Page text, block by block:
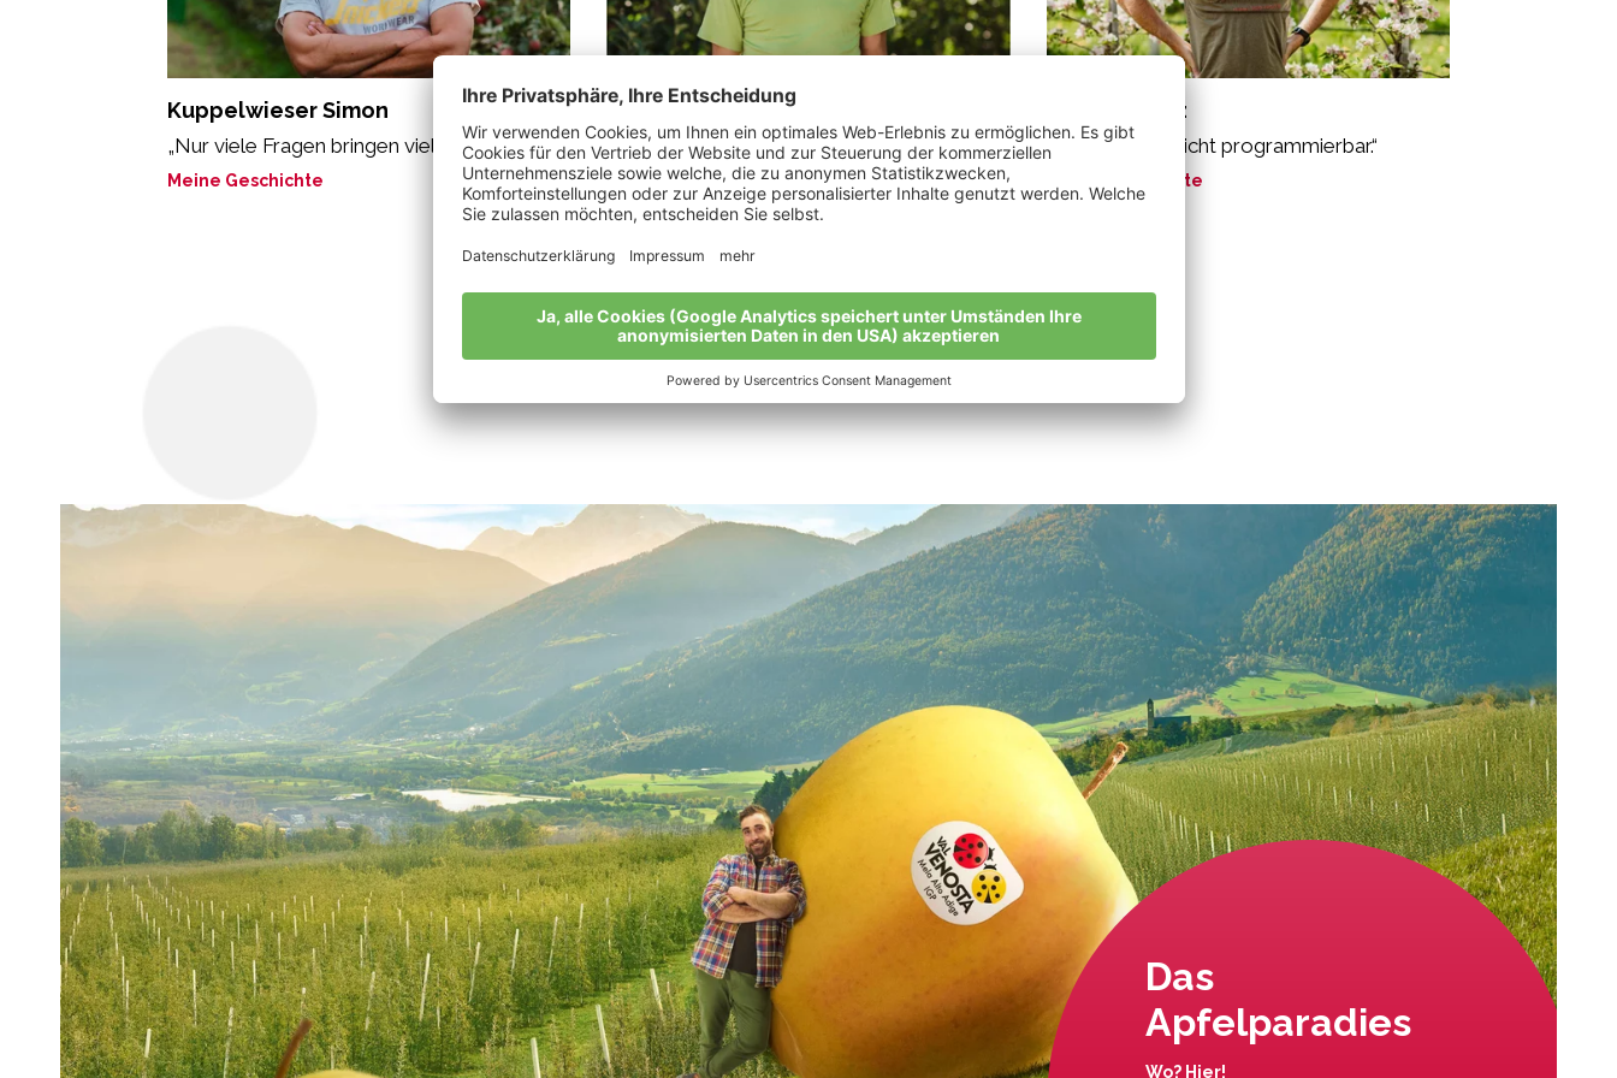
Kuppelwieser Simon
„Nur viele Fragen bringen viele Antworten.“
Meine Geschichte
Gorfer Johannes
„Glücklich in den Fußstapfen meines
Professors.“
Meine Geschichte
Pircher Franz
„Die Natur ist nicht programmierbar.“
Meine Geschichte
Alle Bio-Bauern im Überblick
Das
Apfelparadies
Wo? Hier!